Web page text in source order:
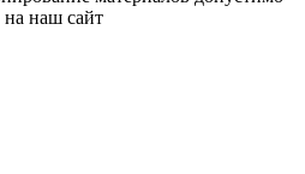
на наш сайт